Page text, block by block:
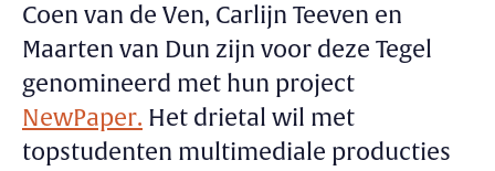
Coen van de Ven, Carlijn Teeven en
Maarten van Dun zijn voor deze Tegel
genomineerd met hun project
NewPaper. Het drietal wil met
topstudenten multimediale producties